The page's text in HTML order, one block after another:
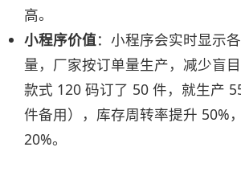
高。
小程序价值：小程序会实时显示
量，厂家按订单量生产，减少盲
款式 120 码订了 50 件，就生产
件备用），库存周转率提升 50%
20%。